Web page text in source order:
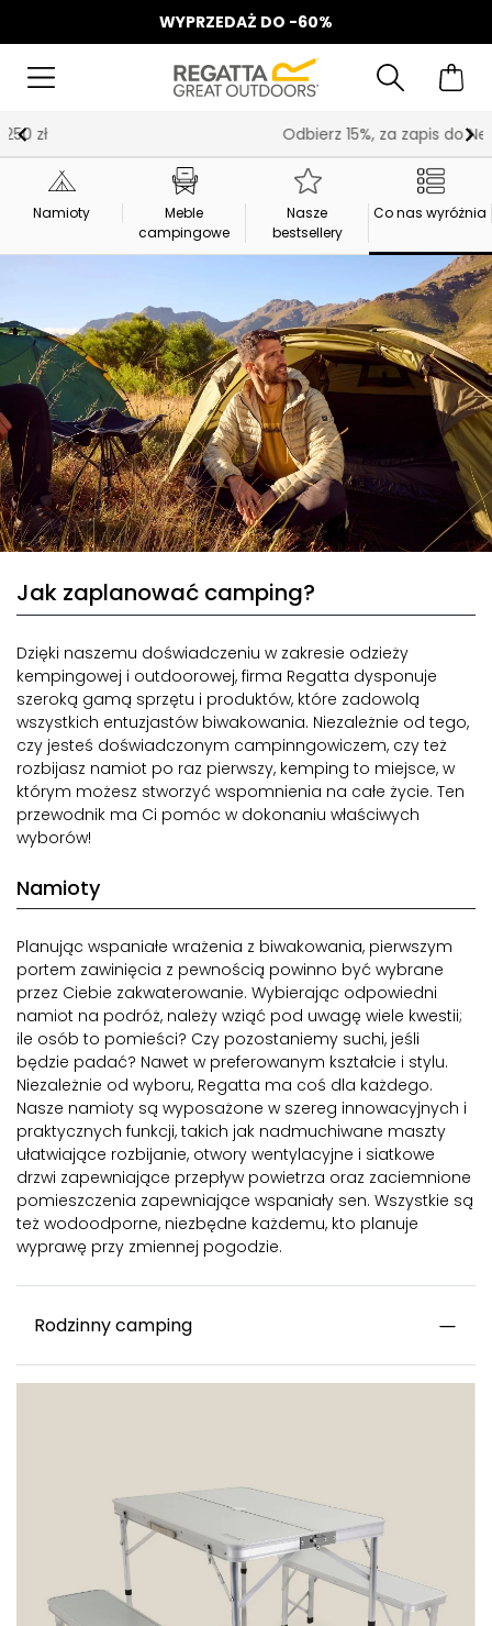
WYPRZEDAŻ DO -60%
Odbierz 15%, za zapis do Newslettera*
Namioty
Meble
campingowe
Nasze
bestsellery
Co nas wyróżnia
Jak zaplanować camping?
Dzięki naszemu doświadczeniu w zakresie odzieży
kempingowej i outdoorowej, firma Regatta dysponuje
szeroką gamą sprzętu i produktów, które zadowolą
wszystkich entuzjastów biwakowania. Niezależnie od tego,
czy jesteś doświadczonym campinngowiczem, czy też
rozbijasz namiot po raz pierwszy, kemping to miejsce, w
którym możesz stworzyć wspomnienia na całe życie. Ten
przewodnik ma Ci pomóc w dokonaniu właściwych
wyborów!
Namioty
Planując wspaniałe wrażenia z biwakowania, pierwszym
portem zawinięcia z pewnością powinno być wybrane
przez Ciebie zakwaterowanie. Wybierając odpowiedni
namiot na podróż, należy wziąć pod uwagę wiele kwestii;
ile osób to pomieści? Czy pozostaniemy suchi, jeśli
będzie padać? Nawet w preferowanym kształcie i stylu.
Niezależnie od wyboru, Regatta ma coś dla każdego.
Nasze namioty są wyposażone w szereg innowacyjnych i
praktycznych funkcji, takich jak nadmuchiwane maszty
ułatwiające rozbijanie, otwory wentylacyjne i siatkowe
drzwi zapewniające przepływ powietrza oraz zaciemnione
pomieszczenia zapewniające wspaniały sen. Wszystkie są
też wodoodporne, niezbędne każdemu, kto planuje
wyprawę przy zmiennej pogodzie.
Rodzinny camping